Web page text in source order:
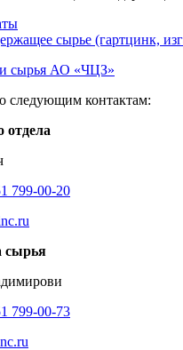
сырье (гартцинк,
сырья АО «ЧЦЗ»
следующим контактам:
отдела
799-00-20
сырья
799-00-73